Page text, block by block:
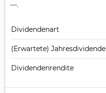
—.
Dividendenart
(Erwartete) Jahresdividende
Dividendenrendite